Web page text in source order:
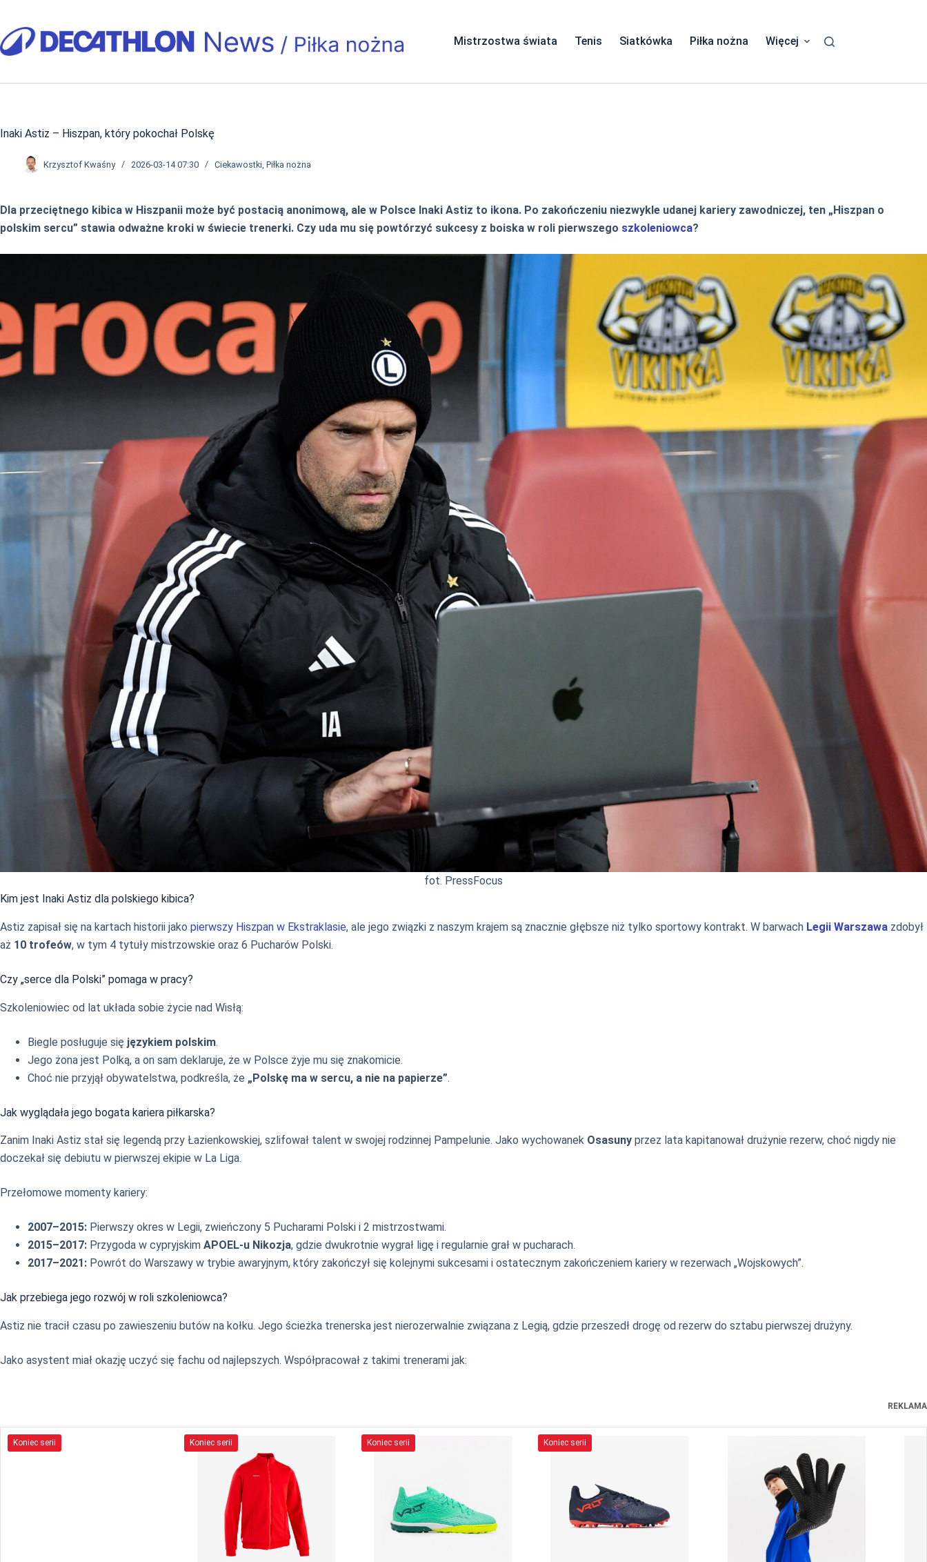
treści
Mistrzostwa świata Tenis Siatkówka Piłka nożna Więcej
Inaki Astiz – Hiszpan, który pokochał Polskę
Krzysztof Kwaśny 2026-03-14 07:30 Ciekawostki ,Piłka nożna
Dla przeciętnego kibica w Hiszpanii może być postacią anonimową, ale w Polsce Inaki Astiz to ikona. Po zakończeniu niezwykle udanej kariery zawodniczej, ten „Hiszpan o
polskim sercu” stawia odważne kroki w świecie trenerki. Czy uda mu się powtórzyć sukcesy z boiska w roli pierwszego szkoleniowca?
fot. PressFocus
Kim jest Inaki Astiz dla polskiego kibica?
Astiz zapisał się na kartach historii jako pierwszy Hiszpan w Ekstraklasie, ale jego związki z naszym krajem są znacznie głębsze niż tylko sportowy kontrakt. W barwach Legii Warszawa zdobył
aż 10 trofeów, w tym 4 tytuły mistrzowskie oraz 6 Pucharów Polski.
Czy „serce dla Polski” pomaga w pracy?
Szkoleniowiec od lat układa sobie życie nad Wisłą:
Biegle posługuje się językiem polskim.
Jego żona jest Polką, a on sam deklaruje, że w Polsce żyje mu się znakomicie.
Choć nie przyjął obywatelstwa, podkreśla, że „Polskę ma w sercu, a nie na papierze”.
Jak wyglądała jego bogata kariera piłkarska?
Zanim Inaki Astiz stał się legendą przy Łazienkowskiej, szlifował talent w swojej rodzinnej Pampelunie. Jako wychowanek Osasuny przez lata kapitanował drużynie rezerw, choć nigdy nie
doczekał się debiutu w pierwszej ekipie w La Liga.
Przełomowe momenty kariery:
2007–2015: Pierwszy okres w Legii, zwieńczony 5 Pucharami Polski i 2 mistrzostwami.
2015–2017: Przygoda w cypryjskim APOEL-u Nikozja, gdzie dwukrotnie wygrał ligę i regularnie grał w pucharach.
2017–2021: Powrót do Warszawy w trybie awaryjnym, który zakończył się kolejnymi sukcesami i ostatecznym zakończeniem kariery w rezerwach „Wojskowych”.
Jak przebiega jego rozwój w roli szkoleniowca?
Astiz nie tracił czasu po zawieszeniu butów na kołku. Jego ścieżka trenerska jest nierozerwalnie związana z Legią, gdzie przeszedł drogę od rezerw do sztabu pierwszej drużyny.
Jako asystent miał okazję uczyć się fachu od najlepszych. Współpracował z takimi trenerami jak:
REKLAMA
Koniec serii Koniec serii Koniec serii Koniec serii